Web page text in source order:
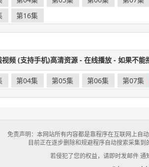
第16集
频 (支持手机)高清资源 - 在线播放 - 如果不能
第04集 第05集 第06集 第07集
免责声明：本网站所有内容都是靠程序在互联网上自
目前正在逐步删除和规避程序自动搜索采集到
若侵犯了您的权益，请即时发邮件 通